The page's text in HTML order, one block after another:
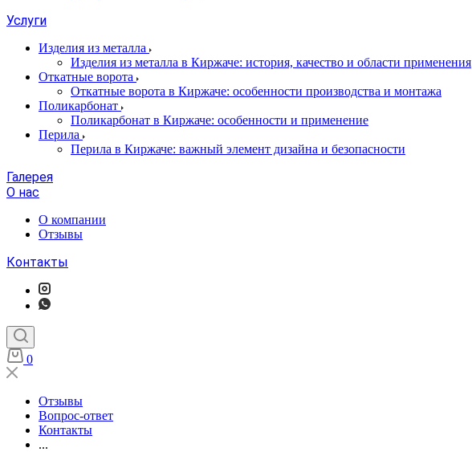
Услуги
Изделия из металла
Изделия из металла в Киржаче: история, качество и области применения
Откатные ворота
Откатные ворота в Киржаче: особенности производства и монтажа
Поликарбонат
Поликарбонат в Киржаче: особенности и применение
Перила
Перила в Киржаче: важный элемент дизайна и безопасности
Галерея
О нас
О компании
Отзывы
Контакты
0
Отзывы
Вопрос-ответ
Контакты
...